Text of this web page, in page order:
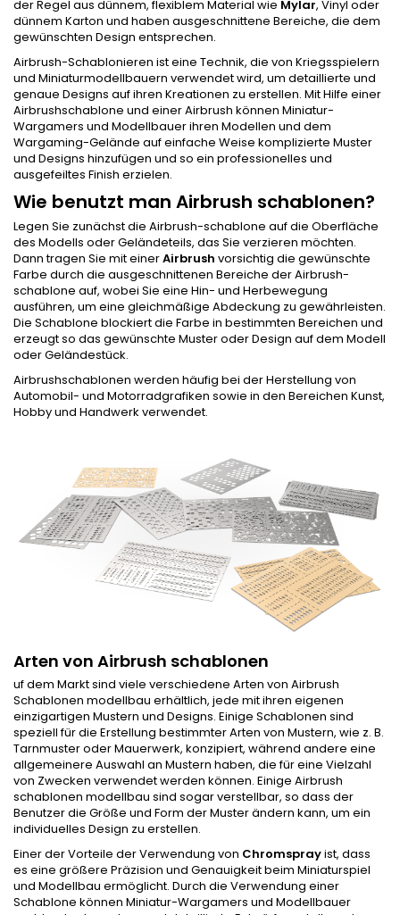
der Regel aus dünnem, flexiblem Material wie Mylar, Vinyl oder
dünnem Karton und haben ausgeschnittene Bereiche, die dem
gewünschten Design entsprechen.
Airbrush-Schablonieren ist eine Technik, die von Kriegsspielern
und Miniaturmodellbauern verwendet wird, um detaillierte und
genaue Designs auf ihren Kreationen zu erstellen. Mit Hilfe einer
Airbrushschablone und einer Airbrush können Miniatur-
Wargamers und Modellbauer ihren Modellen und dem
Wargaming-Gelände auf einfache Weise komplizierte Muster
und Designs hinzufügen und so ein professionelles und
ausgefeiltes Finish erzielen.
Wie benutzt man Airbrush schablonen?
Legen Sie zunächst die Airbrush-schablone auf die Oberfläche
des Modells oder Geländeteils, das Sie verzieren möchten.
Dann tragen Sie mit einerAirbrush vorsichtig die gewünschte
Farbe durch die ausgeschnittenen Bereiche der Airbrush-
schablone auf, wobei Sie eine Hin- und Herbewegung
ausführen, um eine gleichmäßige Abdeckung zu gewährleisten.
Die Schablone blockiert die Farbe in bestimmten Bereichen und
erzeugt so das gewünschte Muster oder Design auf dem Modell
oder Geländestück.
Airbrushschablonen werden häufig bei der Herstellung von
Automobil- und Motorradgrafiken sowie in den Bereichen Kunst,
Hobby und Handwerk verwendet.
Arten von Airbrush schablonen
uf dem Markt sind viele verschiedene Arten von Airbrush
Schablonen modellbau erhältlich, jede mit ihren eigenen
einzigartigen Mustern und Designs. Einige Schablonen sind
speziell für die Erstellung bestimmter Arten von Mustern, wie z. B.
Tarnmuster oder Mauerwerk, konzipiert, während andere eine
allgemeinere Auswahl an Mustern haben, die für eine Vielzahl
von Zwecken verwendet werden können. Einige Airbrush
schablonen modellbau sind sogar verstellbar, so dass der
Benutzer die Größe und Form der Muster ändern kann, um ein
individuelles Design zu erstellen.
Einer der Vorteile der Verwendung von Chromsprayist, dass
es eine größere Präzision und Genauigkeit beim Miniaturspiel
und Modellbau ermöglicht. Durch die Verwendung einer
Schablone können Miniatur-Wargamers und Modellbauer